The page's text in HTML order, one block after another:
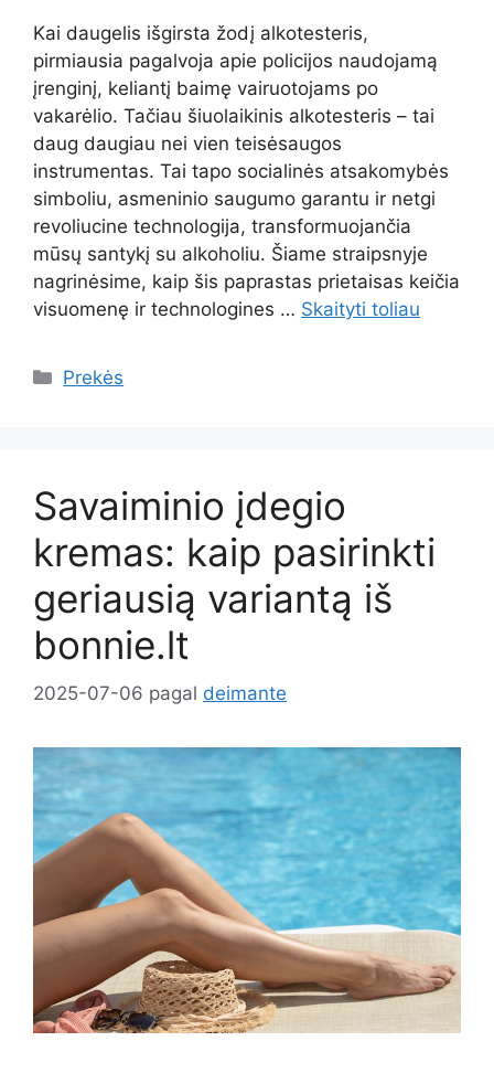
Kai daugelis išgirsta žodį alkotesteris,
pirmiausia pagalvoja apie policijos naudojamą
įrenginį, keliantį baimę vairuotojams po
vakarėlio. Tačiau šiuolaikinis alkotesteris – tai
daug daugiau nei vien teisėsaugos
instrumentas. Tai tapo socialinės atsakomybės
simboliu, asmeninio saugumo garantu ir netgi
revoliucine technologija, transformuojančia
mūsų santykį su alkoholiu. Šiame straipsnyje
nagrinėsime, kaip šis paprastas prietaisas keičia
visuomenę ir technologines … Skaityti toliau
Kategorijos
Prekės
Savaiminio įdegio
kremas: kaip pasirinkti
geriausią variantą iš
bonnie.lt
2025-07-06 pagal deimante